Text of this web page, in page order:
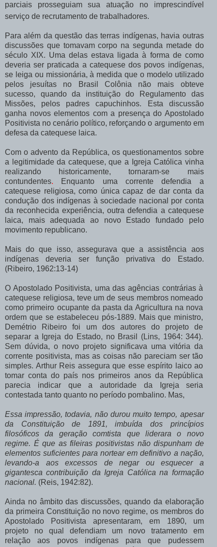
parciais prosseguiam sua atuação no imprescindível
serviço de recrutamento de trabalhadores.
Para além da questão das terras indígenas, havia outras
discussões que tomavam corpo na segunda metade do
século XIX. Uma delas estava ligada à forma de como
deveria ser praticada a catequese dos povos indígenas,
se leiga ou missionária, à medida que o modelo utilizado
pelos jesuítas no Brasil Colônia não mais obteve
sucesso, quando da instituição do Regulamento das
Missões, pelos padres capuchinhos. Esta discussão
ganha novos elementos com a presença do Apostolado
Positivista no cenário político, reforçando o argumento em
defesa da catequese laica.
Com o advento da República, os questionamentos sobre
a legitimidade da catequese, que a Igreja Católica vinha
realizando historicamente, tornaram-se mais
contundentes. Enquanto uma corrente defendia a
catequese religiosa, como única capaz de dar conta da
condução dos indígenas à sociedade nacional por conta
da reconhecida experiência, outra defendia a catequese
laica, mais adequada ao novo Estado fundado pelo
movimento republicano.
Mais do que isso, assegurava que a assistência aos
indígenas deveria ser função privativa do Estado.
(Ribeiro, 1962:13-14)
O Apostolado Positivista, uma das agências contrárias à
catequese religiosa, teve um de seus membros nomeado
como primeiro ocupante da pasta da Agricultura na nova
ordem que se estabeleceu pós-1889. Mais que ministro,
Demétrio Ribeiro foi um dos autores do projeto de
separar a Igreja do Estado, no Brasil (Lins, 1964: 344).
Sem dúvida, o novo projeto significava uma vitória da
corrente positivista, mas as coisas não pareciam ser tão
simples. Arthur Reis assegura que esse espírito laico ao
tomar conta do país nos primeiros anos da República
parecia indicar que a autoridade da Igreja seria
contestada tanto quanto no período pombalino. Mas,
Essa impressão, todavia, não durou muito tempo, apesar
da Constituição de 1891, imbuída dos princípios
filosóficos da geração comtista que liderara o novo
regime. É que as fileiras positivistas não dispunham de
elementos suficientes para nortear em definitivo a nação,
levando-a aos excessos de negar ou esquecer a
gigantesca contribuição da Igreja Católica na formação
nacional. (Reis, 1942:82).
Ainda no âmbito das discussões, quando da elaboração
da primeira Constituição no novo regime, os membros do
Apostolado Positivista apresentaram, em 1890, um
projeto no qual defendiam um novo tratamento em
relação aos povos indígenas para que pudessem